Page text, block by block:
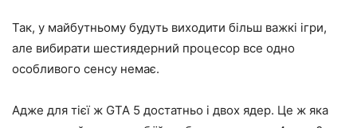
Так, у майбутньому будуть виходити більш важкі ігри,
але вибирати шестиядерний процесор все одно
особливого сенсу немає.
Адже для тієї ж GTA 5 достатньо і двох ядер. Це ж яка